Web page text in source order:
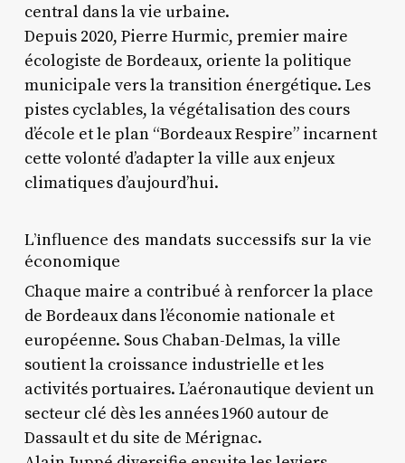
central dans la vie urbaine.
Depuis 2020, Pierre Hurmic, premier maire
écologiste de Bordeaux, oriente la politique
municipale vers la transition énergétique. Les
pistes cyclables, la végétalisation des cours
d’école et le plan “Bordeaux Respire” incarnent
cette volonté d’adapter la ville aux enjeux
climatiques d’aujourd’hui.
L’influence des mandats successifs sur la vie
économique
Chaque maire a contribué à renforcer la place
de Bordeaux dans l’économie nationale et
européenne. Sous Chaban-Delmas, la ville
soutient la croissance industrielle et les
activités portuaires. L’aéronautique devient un
secteur clé dès les années 1960 autour de
Dassault et du site de Mérignac.